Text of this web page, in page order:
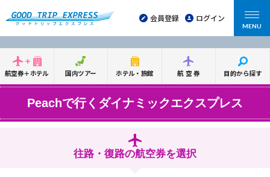
会員登録 ログイン
MENU
航空券＋ホテル 国内ツアー ホテル・旅館 航空券 目的から探す
Peachで行くダイナミックエクスプレス
往路・復路の航空券を選択